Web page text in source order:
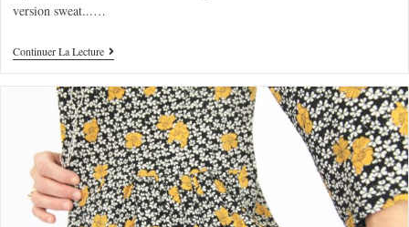
version sweat...…
Continuer La Lecture